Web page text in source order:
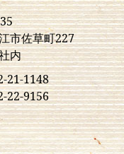
市佐草町227
内
21-1148
22-9156